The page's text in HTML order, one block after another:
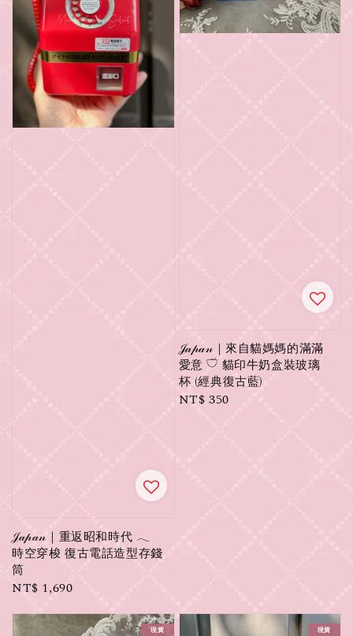
𝒥𝒶𝓅𝒶𝓃｜重返昭和時代 𓂃
時空穿梭 復古電話造型存錢
筒
Regular
NT$ 1,690
𝒥𝒶𝓅𝒶𝓃｜來自貓媽媽的滿滿
愛意 𓎩 貓印牛奶盒裝玻璃
杯 (經典復古藍)
Regular
NT$ 350
現貨 現貨